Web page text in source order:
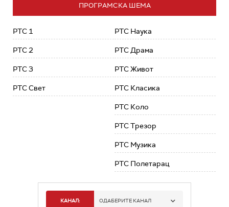
ПРОГРАМСКА ШЕМА
РТС 1
РТС 2
РТС 3
РТС Свет
РТС Наука
РТС Драма
РТС Живот
РТС Класика
РТС Коло
РТС Трезор
РТС Музика
РТС Полетарац
КАНАЛ: ОДАБЕРИТЕ КАНАЛ